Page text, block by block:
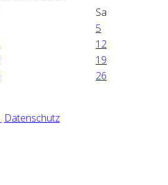
Sa
5
12
19
26
Datenschutz